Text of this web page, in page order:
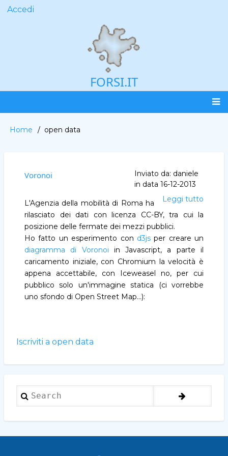
Salta
User
Accedi
FORSI.IT
Main
navigation
Briciole
Home open data
Voronoi Inviato da: daniele
in data 16-12-2013
Leggi tutto
L'Agenzia della mobilità di Roma ha
rilasciato dei dati con licenza CC-BY, tra cui la
posizione delle fermate dei mezzi pubblici.
Ho fatto un esperimento con d3jsper creare un
diagramma di Voronoi in Javascript, a parte il
caricamento iniziale, con Chromium la velocità è
appena accettabile, con Iceweasel no, per cui
pubblico solo un'immagine statica (ci vorrebbe
uno sfondo di Open Street Map...):
Iscriviti a open data
Search